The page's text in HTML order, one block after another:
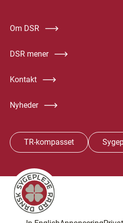
Om DSR
DSR mener
Kontakt
Nyheder
TR-kompasset